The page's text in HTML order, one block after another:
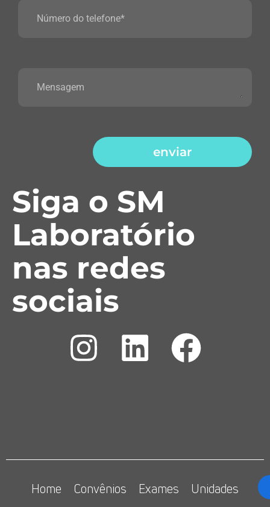
enviar
Siga o SM
Laboratório
nas redes
sociais
Home Convênios Exames
Unidades